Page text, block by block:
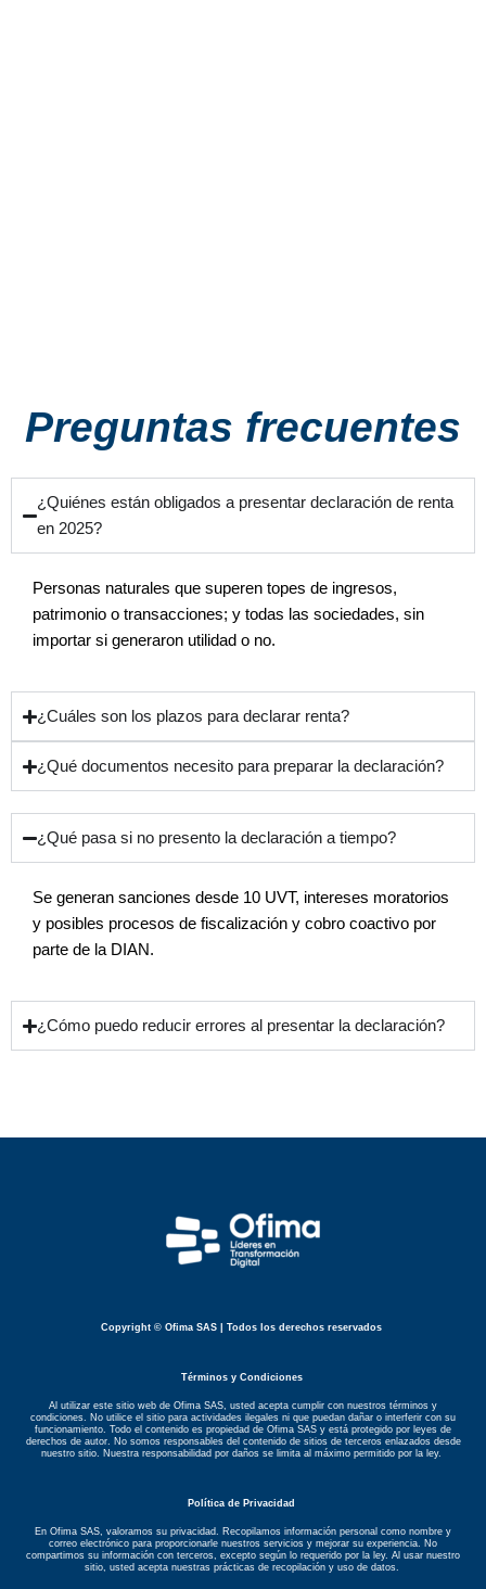
Preguntas frecuentes
¿Quiénes están obligados a presentar declaración de renta
en 2025?
Personas naturales que superen topes de ingresos,
patrimonio o transacciones; y todas las sociedades, sin
importar si generaron utilidad o no.
¿Cuáles son los plazos para declarar renta?
¿Qué documentos necesito para preparar la declaración?
¿Qué pasa si no presento la declaración a tiempo?
Se generan sanciones desde 10 UVT, intereses moratorios
y posibles procesos de fiscalización y cobro coactivo por
parte de la DIAN.
¿Cómo puedo reducir errores al presentar la declaración?
Copyright © Ofima SAS | Todos los derechos reservados
Términos y Condiciones
Al utilizar este sitio web de Ofima SAS, usted acepta cumplir con nuestros términos y
condiciones. No utilice el sitio para actividades ilegales ni que puedan dañar o interferir con su
funcionamiento. Todo el contenido es propiedad de Ofima SAS y está protegido por leyes de
derechos de autor. No somos responsables del contenido de sitios de terceros enlazados desde
nuestro sitio. Nuestra responsabilidad por daños se limita al máximo permitido por la ley.
Política de Privacidad
En Ofima SAS, valoramos su privacidad. Recopilamos información personal como nombre y
correo electrónico para proporcionarle nuestros servicios y mejorar su experiencia. No
compartimos su información con terceros, excepto según lo requerido por la ley. Al usar nuestro
sitio, usted acepta nuestras prácticas de recopilación y uso de datos.